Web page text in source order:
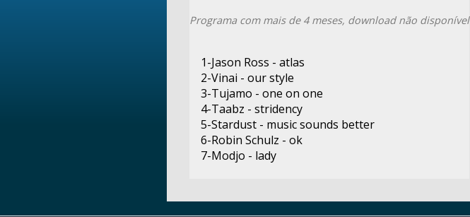
Programa com mais de 4 meses, download não disponível
1-Jason Ross - atlas
2-Vinai - our style
3-Tujamo - one on one
4-Taabz - stridency
5-Stardust - music sounds better
6-Robin Schulz - ok
7-Modjo - lady